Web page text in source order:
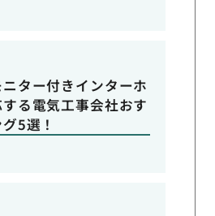
ター付きインターホ
る電気工事会社おす
5選！